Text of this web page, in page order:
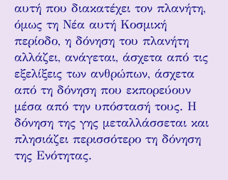
αυτή που διακατέχει τον πλανήτη,
όμως τη Νέα αυτή Κοσμική
περίοδο, η δόνηση του πλανήτη
αλλάζει, ανάγεται, άσχετα από τις
εξελίξεις των ανθρώπων, άσχετα
από τη δόνηση που εκπορεύουν
μέσα από την υπόστασή τους. Η
δόνηση της γης μεταλλάσσεται και
πλησιάζει περισσότερο τη δόνηση
της Ενότητας.